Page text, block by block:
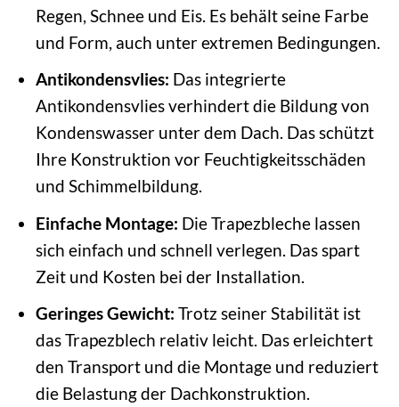
Regen, Schnee und Eis. Es behält seine Farbe
und Form, auch unter extremen Bedingungen.
Antikondensvlies: Das integrierte
Antikondensvlies verhindert die Bildung von
Kondenswasser unter dem Dach. Das schützt
Ihre Konstruktion vor Feuchtigkeitsschäden
und Schimmelbildung.
Einfache Montage: Die Trapezbleche lassen
sich einfach und schnell verlegen. Das spart
Zeit und Kosten bei der Installation.
Geringes Gewicht: Trotz seiner Stabilität ist
das Trapezblech relativ leicht. Das erleichtert
den Transport und die Montage und reduziert
die Belastung der Dachkonstruktion.